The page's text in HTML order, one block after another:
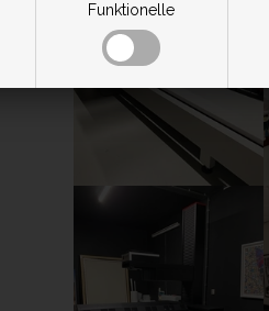
Funktionelle